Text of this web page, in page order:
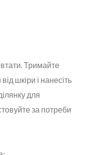
Тримайте
шкіри і нанесіть
для
за потреби